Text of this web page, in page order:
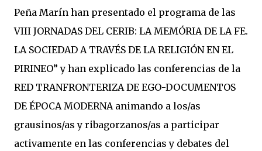
Peña Marín han presentado el programa de las
VIII JORNADAS DEL CERIB: LA MEMÓRIA DE LA FE.
LA SOCIEDAD A TRAVÉS DE LA RELIGIÓN EN EL
PIRINEO” y han explicado las conferencias de la
RED TRANFRONTERIZA DE EGO-DOCUMENTOS
DE ÉPOCA MODERNA animando a los/as
grausinos/as y ribagorzanos/as a participar
activamente en las conferencias y debates del